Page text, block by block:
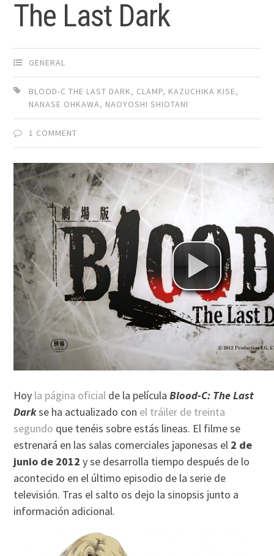
The Last Dark
GENERAL
BLOOD-C THE LAST DARK, CLAMP, KAZUCHIKA KISE,
NANASE OHKAWA, NAOYOSHI SHIOTANI
1 COMMENT
Hoy la página oficial de la películaBlood-C: The Last
Darkse ha actualizado con el tráiler de treinta
segundo que tenéis sobre estás lineas. El filme se
estrenará en las salas comerciales japonesas el 2 de
junio de 2012 y se desarrolla tiempo después de lo
acontecido en el último episodio de la serie de
televisión. Tras el salto os dejo la sinopsis junto a
información adicional.